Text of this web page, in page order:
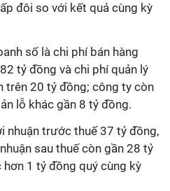
đôi so với kết quả cùng kỳ
số là chi phí bán hàng
tỷ đồng và chi phí quản lý
trên 20 tỷ đồng; công ty còn
lỗ khác gần 8 tỷ đồng.
nhuận trước thuế 37 tỷ đồng,
sau thuế còn gần 28 tỷ
1 tỷ đồng quý cùng kỳ